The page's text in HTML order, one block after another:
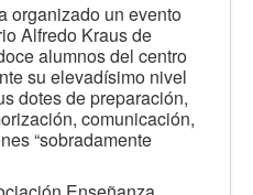
organizado un evento
Alfredo Kraus de
alumnos del centro
su elevadísimo nivel
dotes de preparación,
comunicación,
“sobradamente